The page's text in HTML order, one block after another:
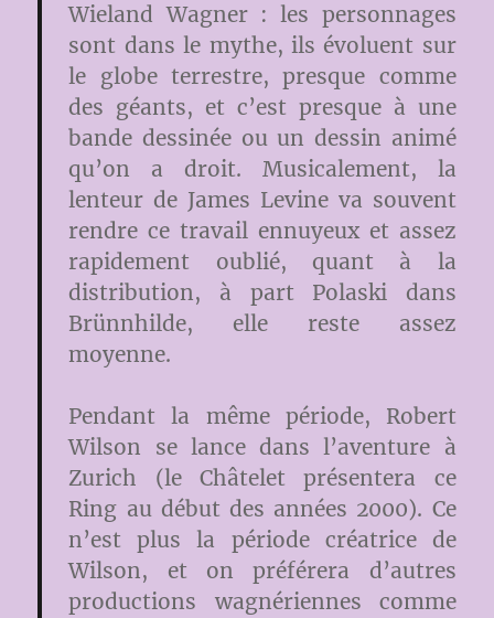
Wieland Wagner : les personnages
sont dans le mythe, ils évoluent sur
le globe terrestre, presque comme
des géants, et c’est presque à une
bande dessinée ou un dessin animé
qu’on a droit. Musicalement, la
lenteur de James Levine va souvent
rendre ce travail ennuyeux et assez
rapidement oublié, quant à la
distribution, à part Polaski dans
Brünnhilde, elle reste assez
moyenne.
Pendant la même période, Robert
Wilson se lance dans l’aventure à
Zurich (le Châtelet présentera ce
Ring au début des années 2000). Ce
n’est plus la période créatrice de
Wilson, et on préférera d’autres
productions wagnériennes comme